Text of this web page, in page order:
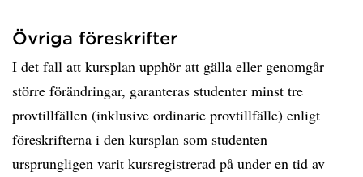
Övriga föreskrifter
I det fall att kursplan upphör att gälla eller genomgår
större förändringar, garanteras studenter minst tre
provtillfällen (inklusive ordinarie provtillfälle) enligt
föreskrifterna i den kursplan som studenten
ursprungligen varit kursregistrerad på under en tid av